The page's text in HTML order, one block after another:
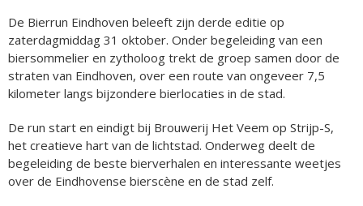
De Bierrun Eindhoven beleeft zijn derde editie op
zaterdagmiddag 31 oktober. Onder begeleiding van een
biersommelier en zytholoog trekt de groep samen door de
straten van Eindhoven, over een route van ongeveer 7,5
kilometer langs bijzondere bierlocaties in de stad.
De run start en eindigt bij Brouwerij Het Veem op Strijp-S,
het creatieve hart van de lichtstad. Onderweg deelt de
begeleiding de beste bierverhalen en interessante weetjes
over de Eindhovense bierscène en de stad zelf.